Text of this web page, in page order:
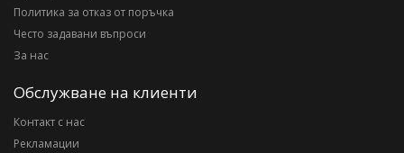
Политика за отказ от поръчка
Често задавани въпроси
За нас
Обслужване на клиенти
Контакт с нас
Рекламации